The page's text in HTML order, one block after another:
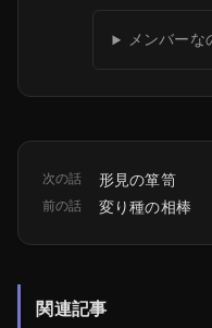
メンバーな
次の話 形見の箪笥
前の話 変り種の相棒
関連記事